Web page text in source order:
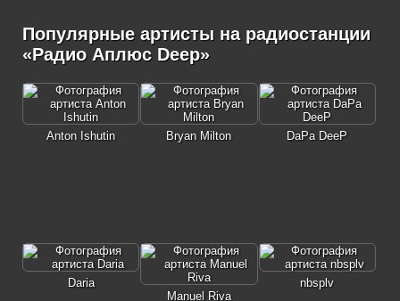
Популярные артисты на радиостанции
«Радио Аплюс Deep»
Anton Ishutin Bryan Milton DaPa DeeP
Daria
Manuel Riva
nbsplv